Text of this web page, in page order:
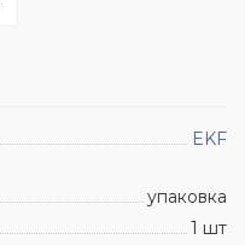
EKF
упаковка
1 шт